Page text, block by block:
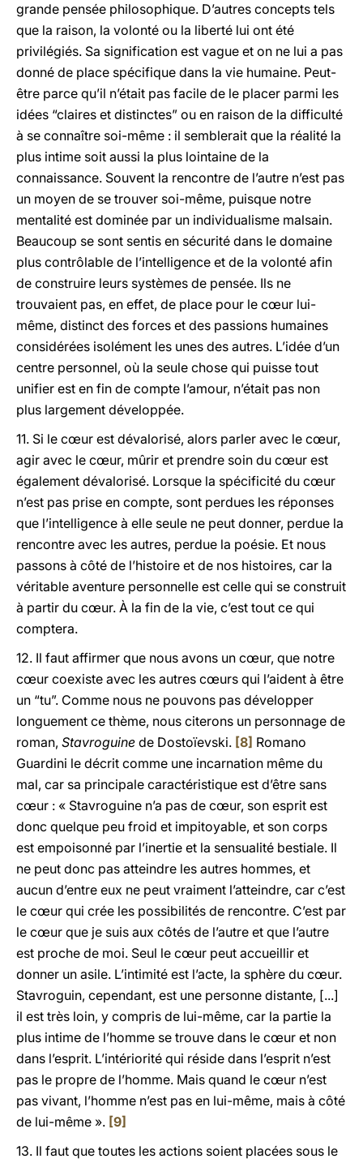
grande pensée philosophique. D’autres concepts tels
que la raison, la volonté ou la liberté lui ont été
privilégiés. Sa signification est vague et on ne lui a pas
donné de place spécifique dans la vie humaine. Peut-
être parce qu’il n’était pas facile de le placer parmi les
idées “claires et distinctes” ou en raison de la difficulté
à se connaître soi-même : il semblerait que la réalité la
plus intime soit aussi la plus lointaine de la
connaissance. Souvent la rencontre de l’autre n’est pas
un moyen de se trouver soi-même, puisque notre
mentalité est dominée par un individualisme malsain.
Beaucoup se sont sentis en sécurité dans le domaine
plus contrôlable de l’intelligence et de la volonté afin
de construire leurs systèmes de pensée. Ils ne
trouvaient pas, en effet, de place pour le cœur lui-
même, distinct des forces et des passions humaines
considérées isolément les unes des autres. L’idée d’un
centre personnel, où la seule chose qui puisse tout
unifier est en fin de compte l’amour, n’était pas non
plus largement développée.
11. Si le cœur est dévalorisé, alors parler avec le cœur,
agir avec le cœur, mûrir et prendre soin du cœur est
également dévalorisé. Lorsque la spécificité du cœur
n’est pas prise en compte, sont perdues les réponses
que l’intelligence à elle seule ne peut donner, perdue la
rencontre avec les autres, perdue la poésie. Et nous
passons à côté de l’histoire et de nos histoires, car la
véritable aventure personnelle est celle qui se construit
à partir du cœur. À la fin de la vie, c’est tout ce qui
comptera.
12. Il faut affirmer que nous avons un cœur, que notre
cœur coexiste avec les autres cœurs qui l’aident à être
un “tu”. Comme nous ne pouvons pas développer
longuement ce thème, nous citerons un personnage de
roman, Stavroguine de Dostoïevski. [8] Romano
Guardini le décrit comme une incarnation même du
mal, car sa principale caractéristique est d’être sans
cœur : « Stavroguine n’a pas de cœur, son esprit est
donc quelque peu froid et impitoyable, et son corps
est empoisonné par l’inertie et la sensualité bestiale. Il
ne peut donc pas atteindre les autres hommes, et
aucun d’entre eux ne peut vraiment l’atteindre, car c’est
le cœur qui crée les possibilités de rencontre. C’est par
le cœur que je suis aux côtés de l’autre et que l’autre
est proche de moi. Seul le cœur peut accueillir et
donner un asile. L’intimité est l’acte, la sphère du cœur.
Stavroguin, cependant, est une personne distante, [...]
il est très loin, y compris de lui-même, car la partie la
plus intime de l’homme se trouve dans le cœur et non
dans l’esprit. L’intériorité qui réside dans l’esprit n’est
pas le propre de l’homme. Mais quand le cœur n’est
pas vivant, l’homme n’est pas en lui-même, mais à côté
de lui-même ». [9]
13. Il faut que toutes les actions soient placées sous le